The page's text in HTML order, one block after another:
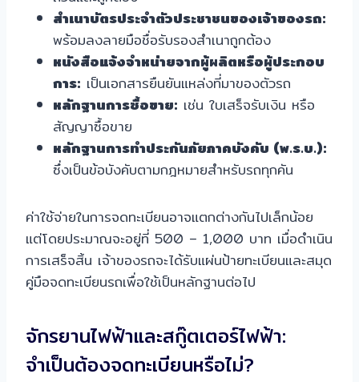
สำเนาบัตรประจำตัวประชาชนของเจ้าของรถ:
พร้อมลงลายมือชื่อรับรองสำเนาถูกต้อง
หนังสือแจ้งจำหน่ายจากผู้ผลิตหรือผู้ประกอบ
การ: เป็นเอกสารยืนยันแหล่งที่มาของตัวรถ
หลักฐานการซื้อขาย: เช่น ใบเสร็จรับเงิน หรือ
สัญญาซื้อขาย
หลักฐานการทำประกันภัยภาคบังคับ (พ.ร.บ.):
ซึ่งเป็นข้อบังคับตามกฎหมายสำหรับรถทุกคัน
ค่าใช้จ่ายในการจดทะเบียนอาจแตกต่างกันไปเล็กน้อย
แต่โดยประมาณจะอยู่ที่ 500 – 1,000 บาท เมื่อดำเนิน
การเสร็จสิ้น เจ้าของรถจะได้รับแผ่นป้ายทะเบียนและสมุด
คู่มือจดทะเบียนรถเพื่อใช้เป็นหลักฐานต่อไป
จักรยานไฟฟ้าและสกู๊ตเตอร์ไฟฟ้า:
จำเป็นต้องจดทะเบียนหรือไม่?